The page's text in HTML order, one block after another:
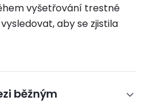
vyšetřování trestné
aby se zjistila
běžným